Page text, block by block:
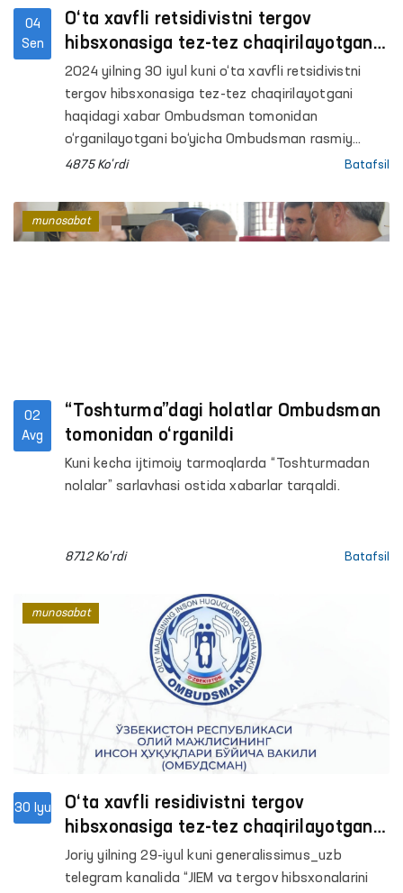
04
Sen
O‘ta xavfli retsidivistni tergov
hibsxonasiga tez-tez chaqirilayotgani
haqidagi xabar bo‘yicha
Ombudsmanning qo‘shimcha rasmiy
munosabati
2024 yilning 30 iyul kuni o‘ta xavfli retsidivistni
tergov hibsxonasiga tez-tez chaqirilayotgani
haqidagi xabar Ombudsman tomonidan
o‘rganilayotgani bo‘yicha Ombudsman rasmiy
munosabati eʼlon qilingan edi.
4875 Ko'rdi Batafsil
02
Avg
“Toshturma”dagi holatlar Ombudsman
tomonidan o‘rganildi
Kuni kecha ijtimoiy tarmoqlarda “Toshturmadan
nolalar” sarlavhasi ostida xabarlar tarqaldi.
8712 Ko'rdi Batafsil
munosabat
30 Iyu
O‘ta xavfli residivistni tergov
hibsxonasiga tez-tez chaqirilayotgani
haqidagi xabar Ombudsman tomonidan
o‘rganilmoqda
Joriy yilning 29-iyul kuni generalissimus_uzb
telegram kanalida “JIEM va tergov hibsxonalarini
munosabat